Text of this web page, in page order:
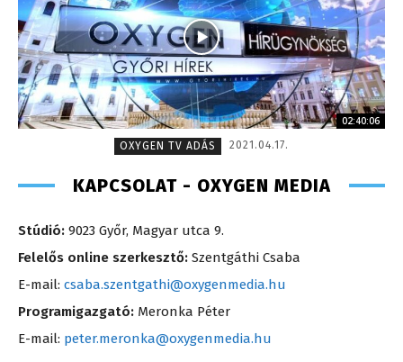
02:40:06
OXYGEN TV ADÁS
2021.04.17.
KAPCSOLAT - OXYGEN MEDIA
Stúdió: 9023 Győr, Magyar utca 9.
Felelős online szerkesztő: Szentgáthi Csaba
E-mail: csaba.szentgathi@oxygenmedia.hu
Programigazgató: Meronka Péter
E-mail: peter.meronka@oxygenmedia.hu